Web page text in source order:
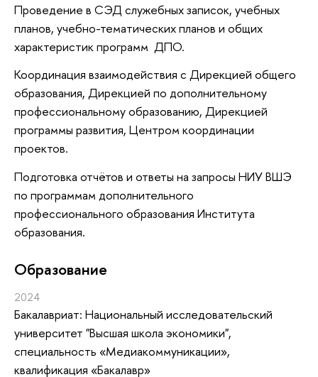
Проведение в СЭД служебных записок, учебных
планов, учебно-тематических планов и общих
характеристик программ ДПО.
Координация взаимодействия с Дирекцией общего
образования, Дирекцией по дополнительному
профессиональному образованию, Дирекцией
программы развития, Центром координации
проектов.
Подготовка отчётов и ответы на запросы НИУ ВШЭ
по программам дополнительного
профессионального образования Института
образования.
Oбразование
2024
Бакалавриат: Национальный исследовательский
университет "Высшая школа экономики",
специальность «Медиакоммуникации»,
квалификация «Бакалавр»